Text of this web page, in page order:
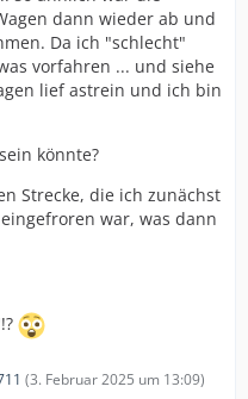
dann wieder ab und
Da ich "schlecht"
vorfahren ... und siehe
lief astrein und ich bin
könnte?
Strecke, die ich zunächst
war, was dann
(3. Februar 2025 um 13:09)